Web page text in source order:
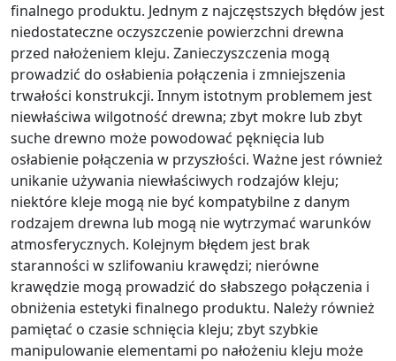
finalnego produktu. Jednym z najczęstszych błędów jest
niedostateczne oczyszczenie powierzchni drewna
przed nałożeniem kleju. Zanieczyszczenia mogą
prowadzić do osłabienia połączenia i zmniejszenia
trwałości konstrukcji. Innym istotnym problemem jest
niewłaściwa wilgotność drewna; zbyt mokre lub zbyt
suche drewno może powodować pęknięcia lub
osłabienie połączenia w przyszłości. Ważne jest również
unikanie używania niewłaściwych rodzajów kleju;
niektóre kleje mogą nie być kompatybilne z danym
rodzajem drewna lub mogą nie wytrzymać warunków
atmosferycznych. Kolejnym błędem jest brak
staranności w szlifowaniu krawędzi; nierówne
krawędzie mogą prowadzić do słabszego połączenia i
obniżenia estetyki finalnego produktu. Należy również
pamiętać o czasie schnięcia kleju; zbyt szybkie
manipulowanie elementami po nałożeniu kleju może